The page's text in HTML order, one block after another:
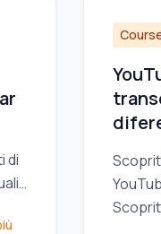
di